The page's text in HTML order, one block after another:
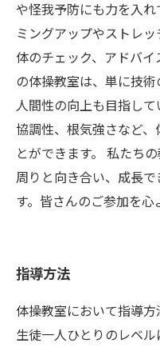
や怪我予防にも力を入
ミングアップやストレ
体のチェック、アドバイ
の体操教室は、単に技
人間性の向上も目指し
協調性、根気強さなど
とができます。 私たち
周りと向き合い、成長
す。皆さんのご参加を心
指導方法
体操教室において指導方
生徒一人ひとりのレベ